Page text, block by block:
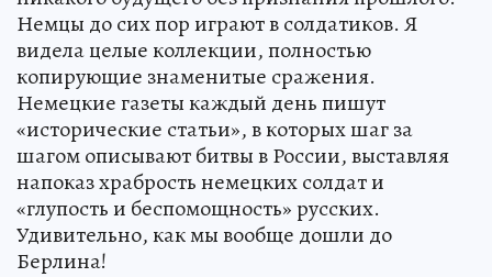
Немцы до сих пор играют в солдатиков. Я
видела целые коллекции, полностью
копирующие знаменитые сражения.
Немецкие газеты каждый день пишут
«исторические статьи», в которых шаг за
шагом описывают битвы в России, выставляя
напоказ храбрость немецких солдат и
«глупость и беспомощность» русских.
Удивительно, как мы вообще дошли до
Берлина!